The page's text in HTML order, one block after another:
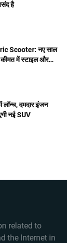
है
Scooter: नए साल
में स्टाइल और
दमदार इंजन
नई SUV
related to
the Internet in